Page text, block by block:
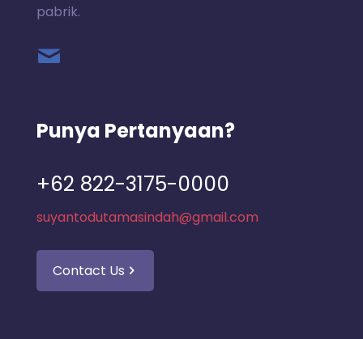
pabrik.
Punya Pertanyaan?
+62 822-3175-0000
suyantodutamasindah@gmail.com
Contact Us